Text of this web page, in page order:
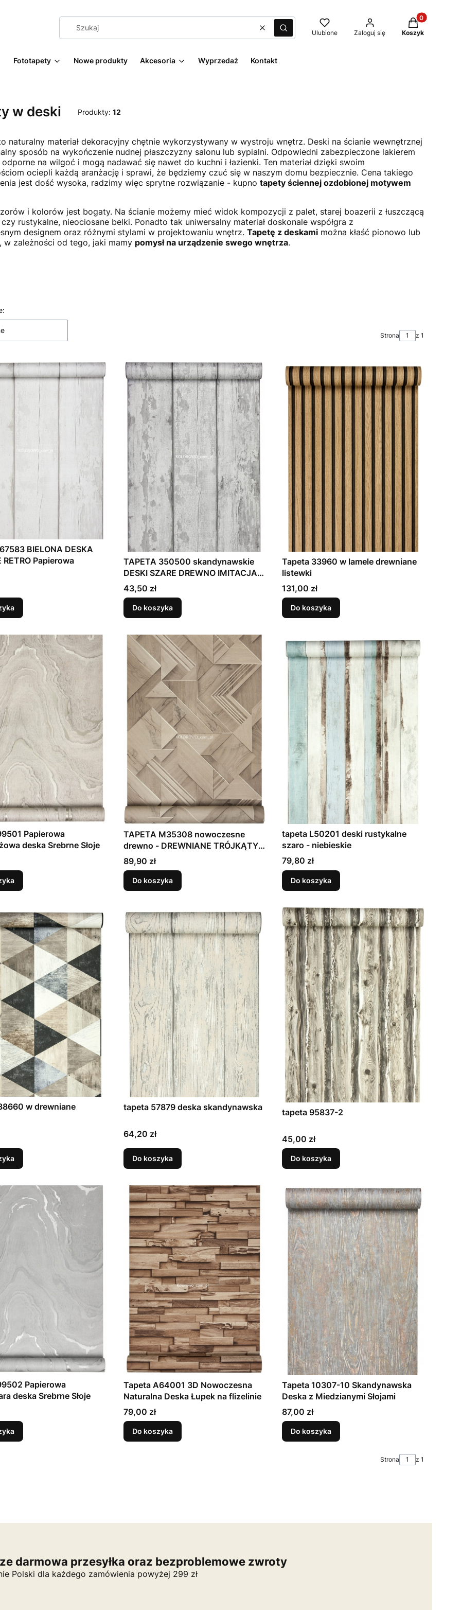
WyczyśćSzukaj Ulubione Zaloguj się
Produkty w
Koszyk
Fototapety Nowe produkty Akcesoria Wyprzedaż Kontakt
w deski Produkty: 12
naturalny materiał dekoracyjny chętnie wykorzystywany w wystroju wnętrz. Deski na ścianie wewnętrznej
sposób na wykończenie nudnej płaszczyzny salonu lub sypialni. Odpowiedni zabezpieczone lakierem
odporne na wilgoć i mogą nadawać się nawet do kuchni i łazienki. Ten materiał dzięki swoim
ociepli każdą aranżację i sprawi, że będziemy czuć się w naszym domu bezpiecznie. Cena takiego
jest dość wysoka, radzimy więc sprytne rozwiązanie - kupno tapety ściennej ozdobionej motywem
i kolorów jest bogaty. Na ścianie możemy mieć widok kompozycji z palet, starej boazerii z łuszczącą
rustykalne, nieociosane belki. Ponadto tak uniwersalny materiał doskonale współgra z
designem oraz różnymi stylami w projektowaniu wnętrz. Tapetę z deskami można kłaść pionowo lub
w zależności od tego, jaki mamy pomysł na urządzenie swego wnętrza.
Strona z 1
BIELONA DESKA
RETRO Papierowa
TAPETA 350500 skandynawskie
DESKI SZARE DREWNO IMITACJA
DESEK EFEKT 3D PAPIEROWA
Cena
43,50 zł
Do koszyka
Tapeta 33960 w lamele drewniane
listewki
Cena
131,00 zł
Do koszyka
Papierowa
deska Srebrne Słoje
TAPETA M35308 nowoczesne
drewno - DREWNIANE TRÓJKĄTY
3D WINYLOWA NA FLIZELINIE
Cena
89,90 zł
Do koszyka
tapeta L50201 deski rustykalne
szaro - niebieskie
Cena
79,80 zł
Do koszyka
w drewniane
tapeta 57879 deska skandynawska
Cena
64,20 zł
Do koszyka
tapeta 95837-2
Cena
45,00 zł
Do koszyka
Papierowa
deska Srebrne Słoje
Tapeta A64001 3D Nowoczesna
Naturalna Deska Łupek na flizelinie
Cena
79,00 zł
Do koszyka
Tapeta 10307-10 Skandynawska
Deska z Miedzianymi Słojami
Cena
87,00 zł
Do koszyka
Strona z 1
darmowa przesyłka oraz bezproblemowe zwroty
Polski dla każdego zamówienia powyżej 299 zł